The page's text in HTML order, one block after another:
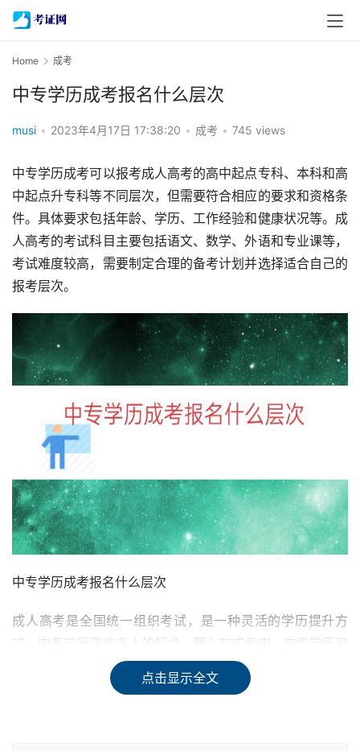
Home 成考
中专学历成考报名什么层次
musi • 2023年4月17日 17:38:20 • 成考 • 745 views
中专学历成考可以报考成人高考的高中起点专科、本科和高
中起点升专科等不同层次，但需要符合相应的要求和资格条
件。具体要求包括年龄、学历、工作经验和健康状况等。成
人高考的考试科目主要包括语文、数学、外语和专业课等，
考试难度较高，需要制定合理的备考计划并选择适合自己的
报考层次。
中专学历成考报名什么层次
成人高考是全国统一组织考试，是一种灵活的学历提升方
式。中专学历是许多人的起点，那么在成考中，中专学历可
以报名哪些层次呢？
点击显示全文